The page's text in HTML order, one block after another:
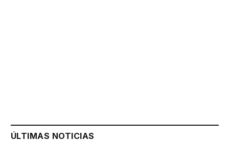
ÚLTIMAS NOTICIAS